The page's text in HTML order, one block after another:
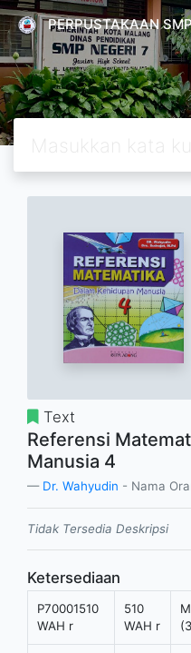
PERPUSTAKAAN
Text
Referensi
Manusia 4
Dr. Wahyudin - Nama
Tidak Tersedia Deskripsi
Ketersediaan
P70001510
WAH r
510
WAH r